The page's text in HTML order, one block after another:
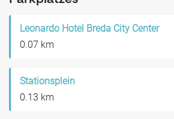
Leonardo Hotel Breda City Center
0.07 km
Stationsplein
0.13 km